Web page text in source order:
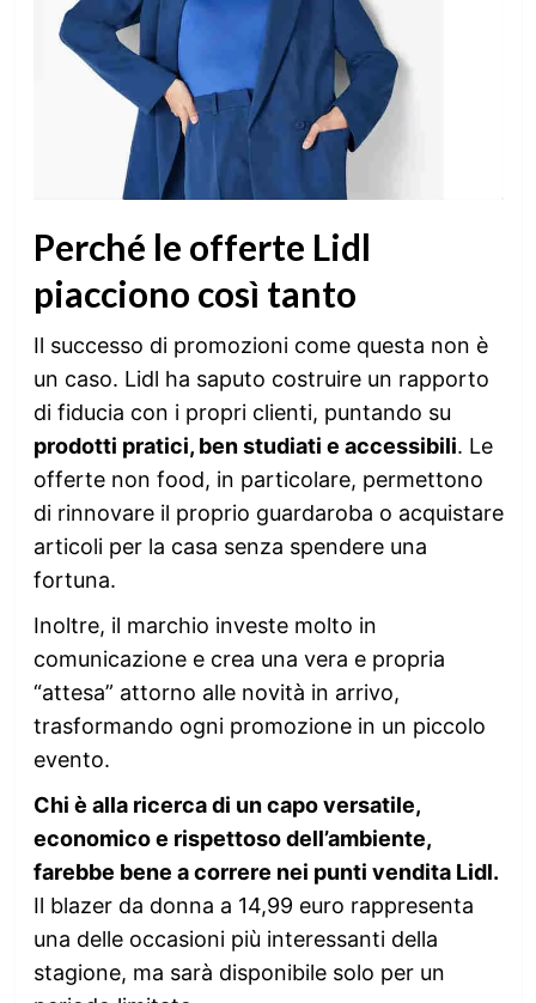
Perché le offerte Lidl
piacciono così tanto
Il successo di promozioni come questa non è
un caso. Lidl ha saputo costruire un rapporto
di fiducia con i propri clienti, puntando su
prodotti pratici, ben studiati e accessibili. Le
offerte non food, in particolare, permettono
di rinnovare il proprio guardaroba o acquistare
articoli per la casa senza spendere una
fortuna.
Inoltre, il marchio investe molto in
comunicazione e crea una vera e propria
“attesa” attorno alle novità in arrivo,
trasformando ogni promozione in un piccolo
evento.
Chi è alla ricerca di un capo versatile,
economico e rispettoso dell’ambiente,
farebbe bene a correre nei punti vendita Lidl.
Il blazer da donna a 14,99 euro rappresenta
una delle occasioni più interessanti della
stagione, ma sarà disponibile solo per un